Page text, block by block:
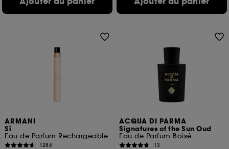
ARMANI
Sì
Eau de Parfum Rechargeable
1284
ACQUA DI PARMA
Signatures of the Sun Oud
Eau de Parfum Boisé
13